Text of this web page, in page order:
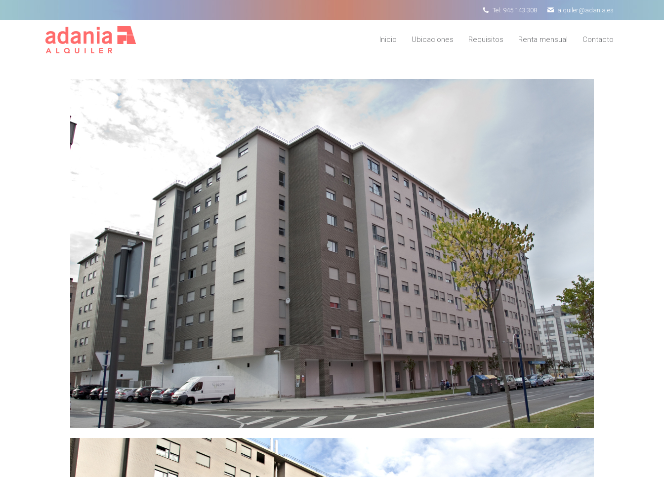
Tel: 945 143 308 alquiler@adania.es
Inicio Ubicaciones Requisitos Renta mensual Contacto